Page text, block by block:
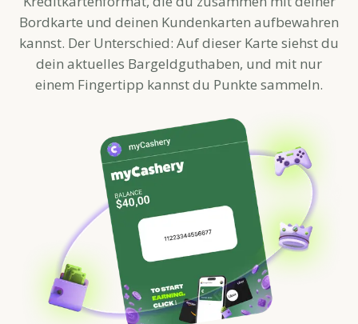
Bordkarte und deinen Kundenkarten aufbewahren
kannst. Der Unterschied: Auf dieser Karte siehst du
dein aktuelles Bargeldguthaben, und mit nur
einem Fingertipp kannst du Punkte sammeln.